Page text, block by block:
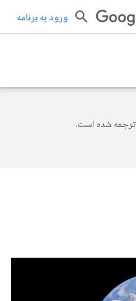
ورود به برنامه
ترجمه شده است.